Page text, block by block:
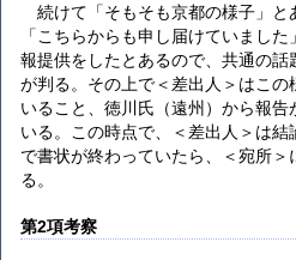
続けて「そもそも京都の様子」
「こちらからも申し届けていまし
報提供をしたとあるので、共通の話
が判る。その上で＜差出人＞はこ
いること、徳川氏（遠州）から報
いる。この時点で、＜差出人＞は結
で書状が終わっていたら、＜宛所＞
る。
第2項考察